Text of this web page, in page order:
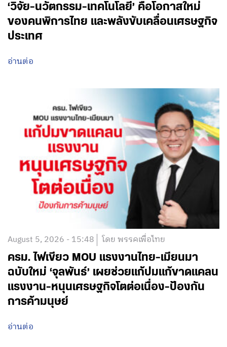
‘วิจัย-นวัตกรรม-เทคโนโลยี’ คือโอกาสใหม่
ของคนพิการไทย และพลังขับเคลื่อนเศรษฐกิจ
ประเทศ
อ่านต่อ
August 5, 2026 - 15:48 โดย พรรคเพื่อไทย
ครม. ไฟเขียว MOU แรงงานไทย-เมียนมา
ฉบับใหม่ ‘จุลพันธ์’ เผยช่วยแก้ปมแก้ขาดแคลน
แรงงาน-หนุนเศรษฐกิจโตต่อเนื่อง-ป้องกัน
การค้ามนุษย์
อ่านต่อ